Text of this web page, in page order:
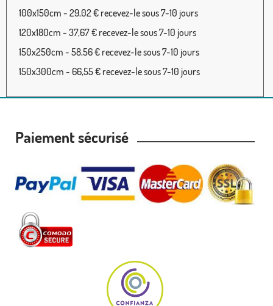
100x150cm - 29,02 € recevez-le sous 7-10 jours
120x180cm - 37,67 € recevez-le sous 7-10 jours
150x250cm - 58,56 € recevez-le sous 7-10 jours
150x300cm - 66,55 € recevez-le sous 7-10 jours
Paiement sécurisé